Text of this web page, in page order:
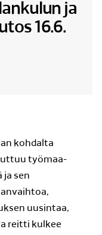
ja
16.6.
kohdalta
työmaa-
ja sen
uusintaa,
reitti kulkee